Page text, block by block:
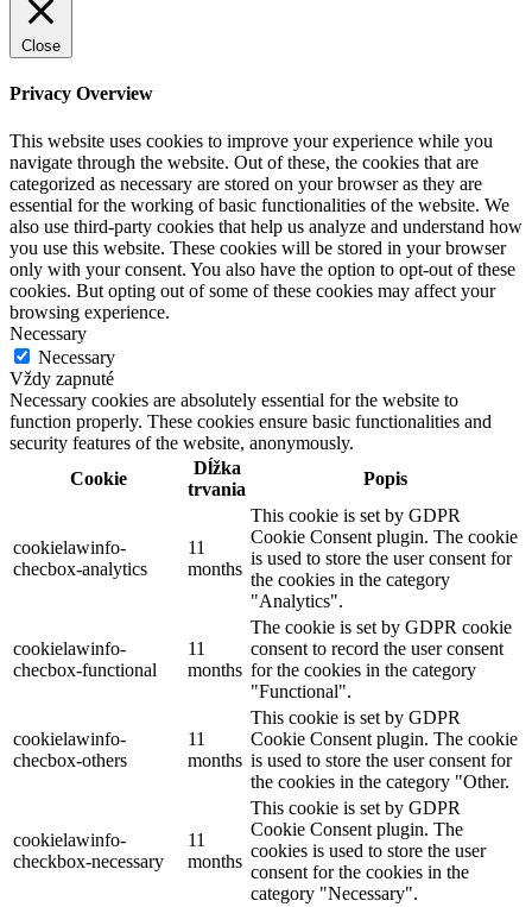
Close
Privacy Overview
This website uses cookies to improve your experience while you
navigate through the website. Out of these, the cookies that are
categorized as necessary are stored on your browser as they are
essential for the working of basic functionalities of the website. We
also use third-party cookies that help us analyze and understand how
you use this website. These cookies will be stored in your browser
only with your consent. You also have the option to opt-out of these
cookies. But opting out of some of these cookies may affect your
browsing experience.
Necessary
Necessary
Vždy zapnuté
Necessary cookies are absolutely essential for the website to
function properly. These cookies ensure basic functionalities and
security features of the website, anonymously.
Cookie
Dĺžka
trvania
Popis
cookielawinfo-
checbox-analytics
11
months
This cookie is set by GDPR
Cookie Consent plugin. The cookie
is used to store the user consent for
the cookies in the category
"Analytics".
cookielawinfo-
checbox-functional
11
months
The cookie is set by GDPR cookie
consent to record the user consent
for the cookies in the category
"Functional".
cookielawinfo-
checbox-others
11
months
This cookie is set by GDPR
Cookie Consent plugin. The cookie
is used to store the user consent for
the cookies in the category "Other.
cookielawinfo-
checkbox-necessary
11
months
This cookie is set by GDPR
Cookie Consent plugin. The
cookies is used to store the user
consent for the cookies in the
category "Necessary".